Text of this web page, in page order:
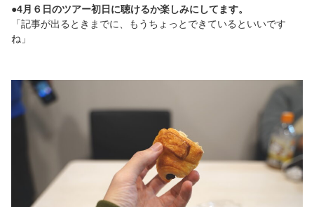
●4月６日のツアー初日に聴けるか楽しみにしてます。
「記事が出るときまでに、もうちょっとできているといいです
ね」